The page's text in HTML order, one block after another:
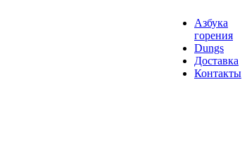
Азбука
горения
Dungs
Доставка
Контакты